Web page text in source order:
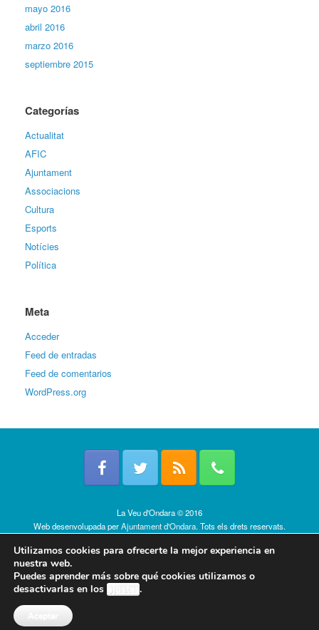
mayo 2016
abril 2016
marzo 2016
septiembre 2015
Categorías
Actualitat
AFIC
Ajuntament
Associacions
Cultura
Esports
Notícies
Política
Meta
Acceder
Feed de entradas
Feed de comentarios
WordPress.org
La Veu d'Ondara © 2016
Web desenvolupada perAjuntament d'Ondara. Tots els drets reservats.
Utilizamos cookies para ofrecerte la mejor experiencia en
nuestra web.
Puedes aprender más sobre qué cookies utilizamos o
desactivarlas en los ajustes.